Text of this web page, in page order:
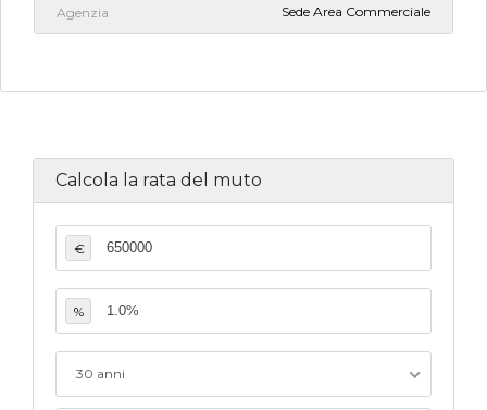
Agenzia Sede Area Commerciale
Calcola la rata del muto
€
%
30 anni